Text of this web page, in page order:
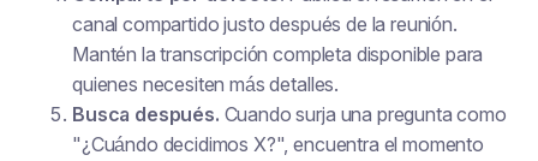
canal compartido justo después de la reunión.
Mantén la transcripción completa disponible para
quienes necesiten más detalles.
Busca después. Cuando surja una pregunta como
"¿Cuándo decidimos X?", encuentra el momento